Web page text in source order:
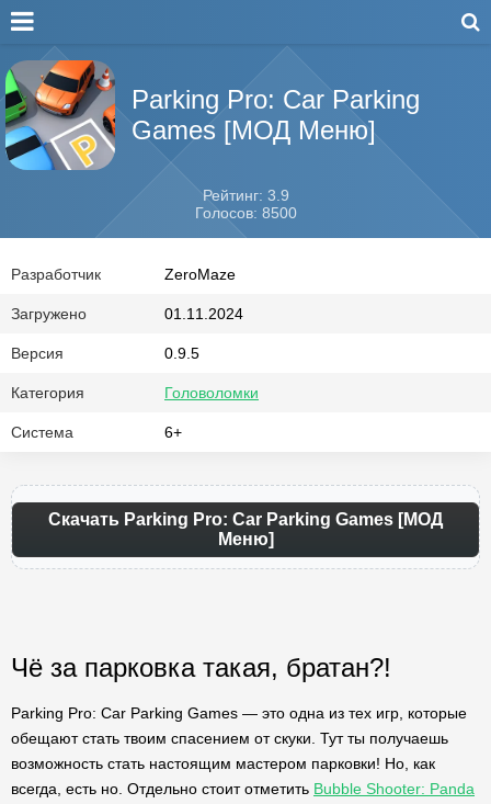
Parking Pro: Car Parking
Games [МОД Меню]
Рейтинг: 3.9
Голосов: 8500
Разработчик ZeroMaze
Загружено 01.11.2024
Версия 0.9.5
Категория Головоломки
Система 6+
Скачать Parking Pro: Car Parking Games [МОД
Меню]
Чё за парковка такая, братан?!
Parking Pro: Car Parking Games — это одна из тех игр, которые
обещают стать твоим спасением от скуки. Тут ты получаешь
возможность стать настоящим мастером парковки! Но, как
всегда, есть но. Отдельно стоит отметить Bubble Shooter: Panda